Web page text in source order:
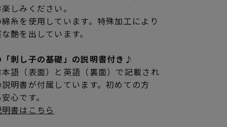
しみください。
糸を使用しています。特殊加工により
艶を出しています。
刺し子の基礎」の説明書付き♪
語（表面）と英語（裏面）で記載され
明書が付属しています。初めての方
心です。
書はこちら